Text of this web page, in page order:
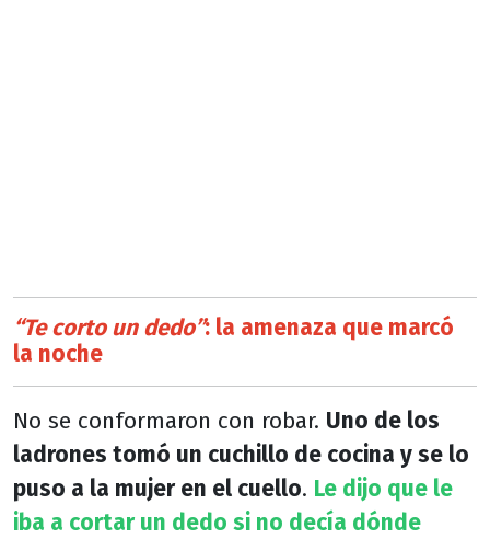
“Te corto un dedo”: la amenaza que marcó
la noche
No se conformaron con robar. Uno de los
ladrones tomó un cuchillo de cocina y se lo
puso a la mujer en el cuello. Le dijo que le
iba a cortar un dedo si no decía dónde